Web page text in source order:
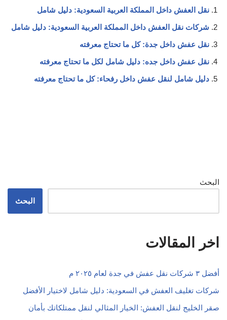
نقل العفش داخل المملكة العربية السعودية: دليل شامل
شركات نقل العفش داخل المملكة العربية السعودية: دليل شامل
نقل عفش داخل جدة: كل ما تحتاج معرفته
نقل عفش داخل جده: دليل شامل لكل ما تحتاج معرفته
دليل شامل لنقل عفش داخل رفحاء: كل ما تحتاج معرفته
البحث
البحث
اخر المقالات
أفضل ٣ شركات نقل عفش في جدة لعام ٢٠٢٥ م
شركات تغليف العفش في السعودية: دليل شامل لاختيار الأفضل
صقر الخليج لنقل العفش: الخيار المثالي لنقل ممتلكاتك بأمان